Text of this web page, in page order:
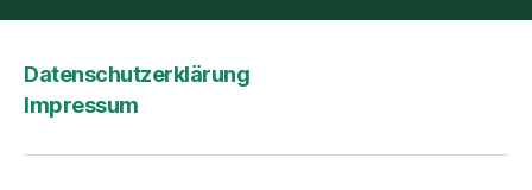
Datenschutzerklärung
Impressum